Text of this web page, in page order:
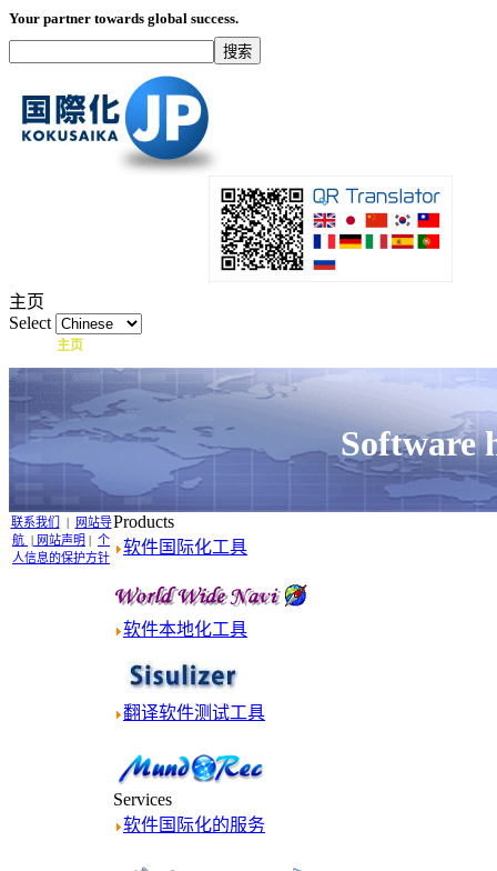
Your partner towards global success.
主页
Select
主页
Software
Products
软件国际化工具
软件本地化工具
翻译软件测试工具
Services
软件国际化的服务
联系我们
网站导
航
网站声明
个
人信息的保护方针